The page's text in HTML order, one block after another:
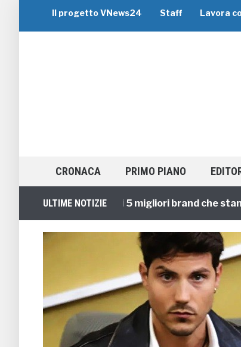
Il progetto VNews24 Staff Lavora
CRONACA PRIMO PIANO
ULTIME NOTIZIE
Viaggi di Gruppo: i 5 migliori brand che stanno